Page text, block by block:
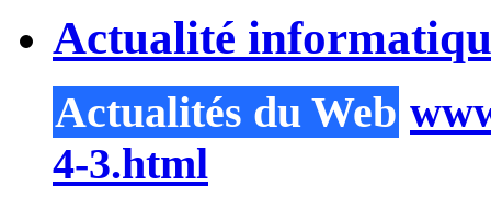
Actualité
Actualités du Web
4-3.html